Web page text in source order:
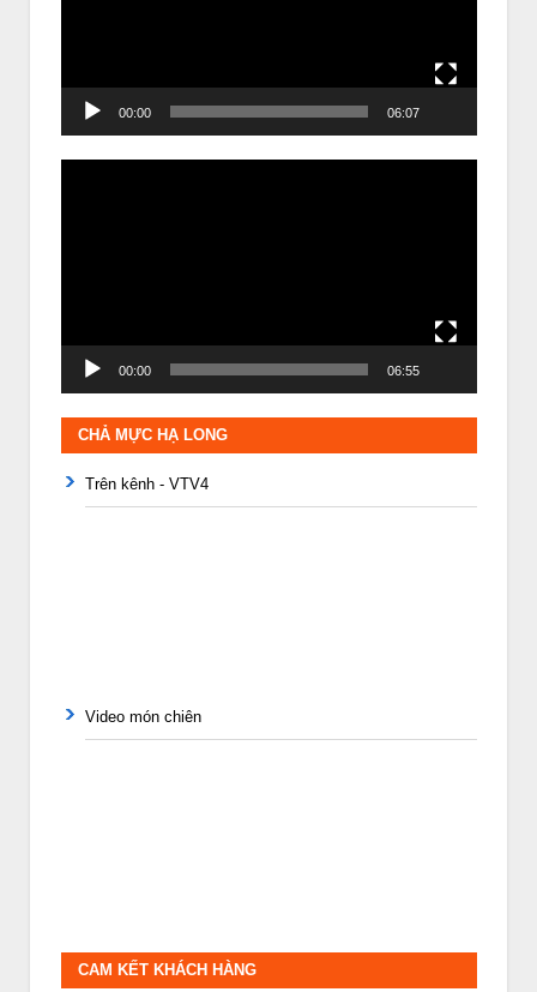
00:00 06:07
00:00 06:55
CHẢ MỰC HẠ LONG
Trên kênh - VTV4
Video món chiên
CAM KẾT KHÁCH HÀNG